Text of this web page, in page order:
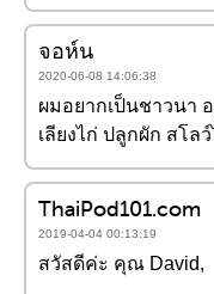
จอห์น
2020-06-08 14:06:38
ผมอยากเป็นชาวนา
เลียงไก่ ปลูกผัก สโล
ThaiPod101.com
2019-04-04 00:13:19
สวัสดีค่ะ คุณ David,